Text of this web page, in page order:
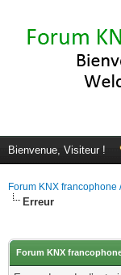
Bienvenue, Visiteur !
Forum KNX francophone
Erreur
Forum KNX